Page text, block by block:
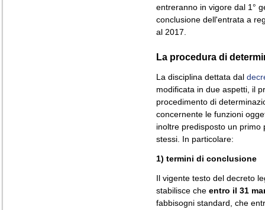
entreranno in vigore dal 1°
conclusione dell'entrata a
al 2017.
La procedura di
La disciplina dettata dal
modificata in due aspetti, il
procedimento di
concernente le funzioni
inoltre predisposto un primo
stessi. In particolare:
1) termini di conclusione
Il vigente testo del decreto
stabilisce che entro il 31
fabbisogni standard, che